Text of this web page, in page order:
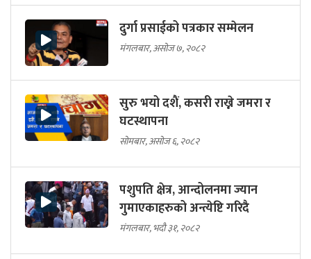
दुर्गा प्रसाईको पत्रकार सम्मेलन
मंगलबार, असोज ७, २०८२
सुरु भयो दशैं, कसरी राख्ने जमरा र
घटस्थापना
सोमबार, असोज ६, २०८२
पशुपति क्षेत्र, आन्दोलनमा ज्यान
गुमाएकाहरुको अन्त्येष्टि गरिदै
मंगलबार, भदौ ३१, २०८२